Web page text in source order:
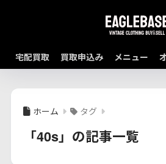
宅配買取 買取申込み メニュー
ホーム タグ
「40s」の記事一覧